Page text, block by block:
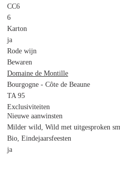
CC6
6
Karton
ja
Rode wijn
Bewaren
Domaine de Montille
Bourgogne - Côte de Beaune
TA 95
Exclusiviteiten
Nieuwe aanwinsten
Milder wild, Wild met uitgesproken
Bio, Eindejaarsfeesten
ja